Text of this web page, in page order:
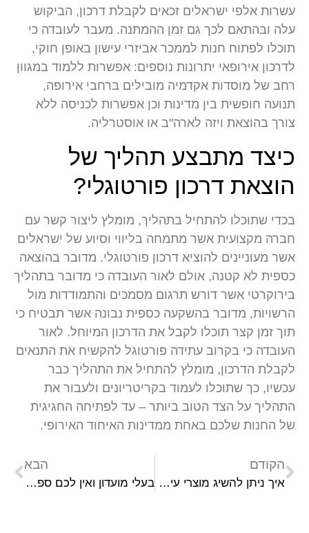
עשרות אלפי ישראלים זכאים לקבלת דרכון, הביקוש
עלה ובהתאם לכך גם זמן ההמתנה. מעבר לעובדה כי
תוכלו לפתוח חנות לממכר אביזרי עישון באופן חוקי,
לדרכון אירופאי יתרונות נוספים: אפשרות ללמוד במגוון
רחב של מוסדות אקדמיה מובילים ברחבי אירופה,
תנועה חופשית בין מדינות וכן אפשרות לכניסה ללא
צורך בהוצאת ויזה לארה"ב או אוסטרליה.
כיצד מתבצע תהליך של
הוצאת דרכון פורטוגלי?
בכדי שתוכלו להתחיל בתהליך, מומלץ ליצור קשר עם
חברה מקצועית אשר מתמחה בליווי וסיוע של ישראלים
אשר מעוניינים להוציא דרכון פורטוגלי. מדובר בהוצאה
כספית לא קטנה, אולם לאור העובדה כי מדובר בתהליך
בירוקרטי אשר דורש תרגום מסמכים והתמודדות מול
הרשויות, מדובר בהשקעה כספית נבונה אשר תבטיח כי
תוך זמן קצר תוכלו לקבל את הדרכון המיוחל. לאור
העובדה כי בקרוב עתידה פורטוגל להקשיח את התנאים
לקבלת הדרכון, מומלץ להתחיל את התהליך כבר
עכשיו, כך שתוכלו לעמוד בקריטריונים ולעבור את
התהליך על הצד הטוב ביותר – עד לפתיחה החגיגית
של החנות שלכם באחת ממדינות האיחוד האירופי.
הקודם
איך ניתן להשיג מוצרי עישון בזמן שכל החנויות סגורות
הבא
בעלי מועדון ואין לכם ספק אינטרנט? כך תבחרו ספק מקצועי!